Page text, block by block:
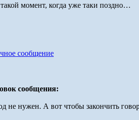
момент, когда уже таки поздно…
сообщения:
не нужен. А вот чтобы закончить